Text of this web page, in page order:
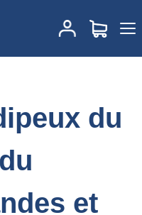
du porc (cahier du
à jour 2015)
du
et